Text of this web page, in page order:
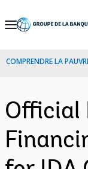
Skip
Navigation
COMPRENDRE LA
Official